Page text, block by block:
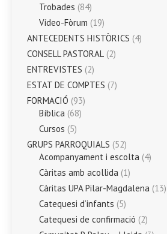
Trobades (84)
Vídeo-Fòrum (19)
ANTECEDENTS HISTÒRICS (4)
CONSELL PASTORAL (2)
ENTREVISTES (2)
ESTAT DE COMPTES (7)
FORMACIÓ (93)
Bíblica (68)
Cursos (5)
GRUPS PARROQUIALS (52)
Acompanyament i escolta (4)
Càritas amb acollida (1)
Càritas UPA Pilar-Magdalena (13)
Catequesi d’infants (5)
Catequesi de confirmació (2)